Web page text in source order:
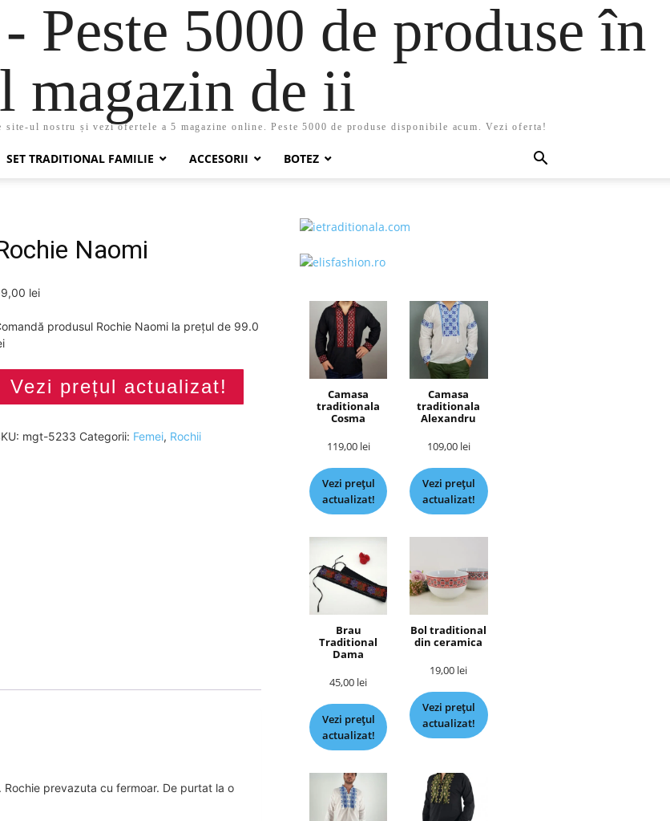
Peste 5000 de produse în
magazin de ii
site-ul nostru și vezi ofertele a 5 magazine online. Peste 5000 de produse disponibile acum. Vezi oferta!
SET TRADITIONAL FAMILIE ACCESORII BOTEZ
Naomi
lei
produsul Rochie Naomi la prețul de 99.0
Vezi prețul actualizat!
mgt-5233 Categorii: Femei, Rochii
prevazuta cu fermoar. De purtat la o
Camasa
traditionala
Cosma
119,00 lei
Vezi prețul
actualizat!
Camasa
traditionala
Alexandru
109,00 lei
Vezi prețul
actualizat!
Brau
Traditional
Dama
45,00 lei
Vezi prețul
actualizat!
Bol traditional
din ceramica
19,00 lei
Vezi prețul
actualizat!